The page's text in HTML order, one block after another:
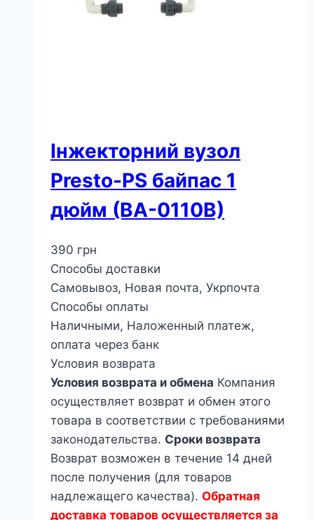
Інжекторний вузол
Presto-PS байпас 1
дюйм (ВА-0110В)
390 грн
Способы доставки
Самовывоз, Новая почта, Укрпочта
Способы оплаты
Наличными, Наложенный платеж,
оплата через банк
Условия возврата
Условия возврата и обмена Компания
осуществляет возврат и обмен этого
товара в соответствии с требованиями
законодательства. Сроки возврата
Возврат возможен в течение 14 дней
после получения (для товаров
надлежащего качества). Обратная
доставка товаров осуществляется за